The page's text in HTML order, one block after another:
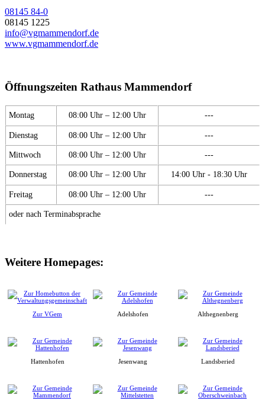
08145 84-0
08145 1225
info@vgmammendorf.de
www.vgmammendorf.de
Öffnungszeiten Rathaus Mammendorf
Montag 08:00 Uhr – 12:00 Uhr ---
Dienstag 08:00 Uhr – 12:00 Uhr ---
Mittwoch 08:00 Uhr – 12:00 Uhr ---
Donnerstag 08:00 Uhr – 12:00 Uhr 14:00 Uhr - 18:30 Uhr
Freitag 08:00 Uhr – 12:00 Uhr ---
oder nach Terminabsprache
Weitere Homepages:
Zur VGem Adelshofen Althegnenberg
Hattenhofen Jesenwang Landsberied